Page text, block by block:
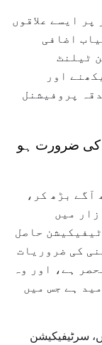
ایسے علاقوں
اضافی
ٹیلنٹ
اور
پروفیشنل
کی ضرورت ہو
آگے بڑھ کر،
میں
حاصل
کی ضروریات
ہے، اور وہ
ہے جس میں
سرٹیفیکیشن